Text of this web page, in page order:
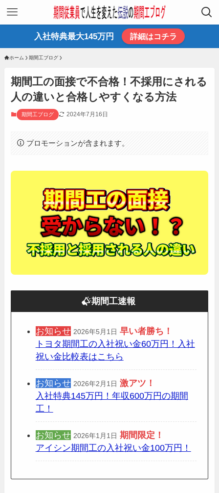
入社特典最大145万円 詳細はコチラ
ホーム 期間工ブログ
期間工の面接で不合格！不採用にされる
人の違いと合格しやすくなる方法
期間工ブログ 2024年7月16日
プロモーションが含まれます。
期間工速報
お知らせ 2026年5月1日 早い者勝ち！
トヨタ期間工の入社祝い金60万円！入社
祝い金比較表はこちら
お知らせ 2026年2月1日 激アツ！
入社特典145万円！年収600万円の期間
工！
お知らせ 2026年1月1日 期間限定 ！
アイシン期間工の入社祝い金100万円！